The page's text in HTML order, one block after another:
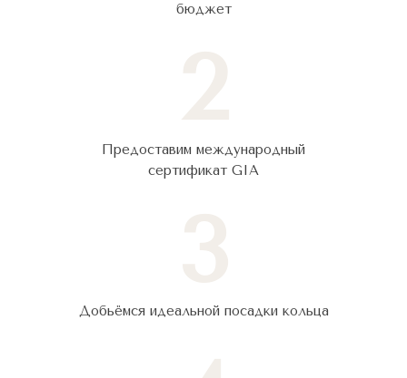
бюджет
Предоставим международный
сертификат GIA
Добьёмся идеальной посадки кольца